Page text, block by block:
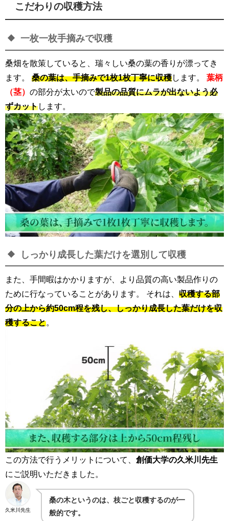
こだわりの収穫方法
一枚一枚手摘みで収穫
桑畑を散策していると、瑞々しい桑の葉の香りが漂ってき
ます。 桑の葉は、手摘みで1枚1枚丁寧に収穫します。 葉柄
（茎） の部分が太いので製品の品質にムラが出ないよう必
ずカットします。
しっかり成長した葉だけを選別して収穫
また、手間暇はかかりますが、より品質の高い製品作りの
ために行なっていることがあります。 それは、 収穫する部
分の上から約50cm程を残し、しっかり成長した葉だけを収
穫すること
この方法で行うメリットについて、 創価大学の久米川先生
にご説明いただきました。
久米川先生
桑の木というのは、枝ごと収穫するのが一
般的です。